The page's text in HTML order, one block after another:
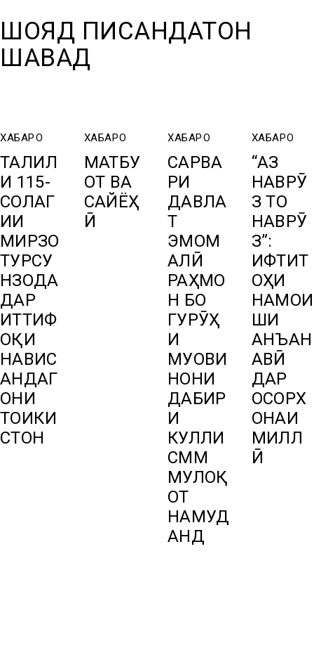
ШОЯД ПИСАНДАТОН
ШАВАД
ХАБАРҲО
ТАҶЛИЛ
И 115-
СОЛАГ
ИИ
МИРЗО
ТУРСУ
НЗОДА
ДАР
ИТТИФ
ОҚИ
НАВИС
АНДАГ
ОНИ
ТОҶИКИ
СТОН
ХАБАРҲО
МАТБУ
ОТ ВА
САЙЁҲ
Ӣ
ХАБАРҲО
САРВА
РИ
ДАВЛА
Т
ЭМОМ
АЛӢ
РАҲМО
Н БО
ГУРӮҲ
И
МУОВИ
НОНИ
ДАБИР
И
КУЛЛИ
СММ
МУЛОҚ
ОТ
НАМУД
АНД
ХАБАРҲО
“АЗ
НАВРӮ
З ТО
НАВРӮ
З”:
ИФТИТ
ОҲИ
НАМОИ
ШИ
АНЪАН
АВӢ
ДАР
ОСОРХ
ОНАИ
МИЛЛ
Ӣ